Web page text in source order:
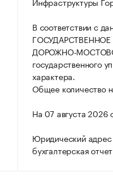
В соответствии с
ДОРОЖНО-
государственного
характера.
Общее количество
На 07 августа 2026
Юридический
бухгалтерская